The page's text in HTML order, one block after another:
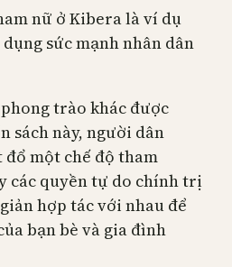
nữ ở Kibera là ví dụ
sức mạnh nhân dân
trào khác được
sách này, người dân
một chế độ tham
các quyền tự do chính trị
hợp tác với nhau để
bạn bè và gia đình